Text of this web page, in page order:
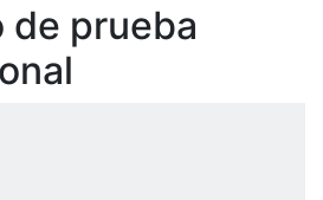
*********
de prueba